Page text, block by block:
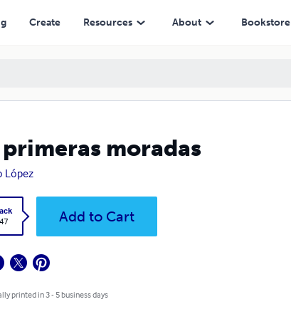
Create Resources About Bookstore
primeras moradas
López
Add to Cart
printed in 3 - 5 business days